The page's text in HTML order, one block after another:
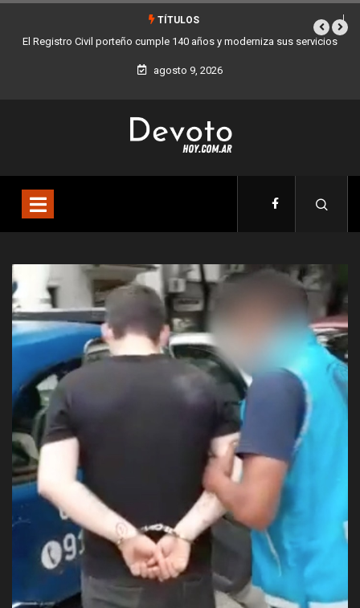
TÍTULOS
servicios Buenos Aires sumó 12 nuevos Bares Notables y ya son 90 en
la Ciudad
agosto 9, 2026